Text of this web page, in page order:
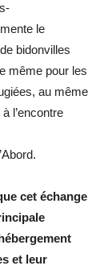
le
bidonvilles
même pour les
au même
l’encontre
cet échange
et leur